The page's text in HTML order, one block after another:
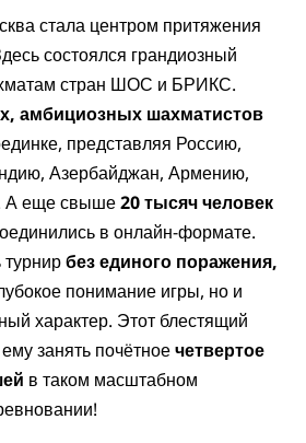
стала центром притяжения
состоялся грандиозный
стран ШОС и БРИКС.
амбициозных шахматистов
представляя Россию,
Азербайджан, Армению,
А еще свыше20 тысяч человек
в онлайн-формате.
без единого поражения,
понимание игры, но и
характер. Этот блестящий
занять почётноечетвертое
в таком масштабном